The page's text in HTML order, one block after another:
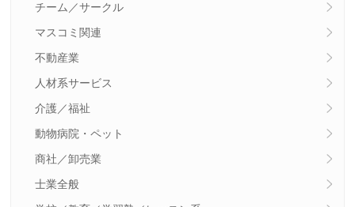
チーム／サークル
マスコミ関連
不動産業
人材系サービス
介護／福祉
動物病院・ペット
商社／卸売業
士業全般